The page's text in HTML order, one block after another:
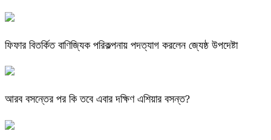
ফিফার বিতর্কিত বাণিজ্যিক পরিকল্পনায় পদত্যাগ করলেন জ্যেষ্ঠ উপদেষ্টা
আরব বসন্তের পর কি তবে এবার দক্ষিণ এশিয়ার বসন্ত?